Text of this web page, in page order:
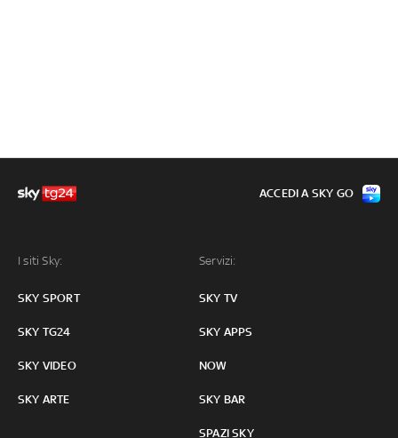
I siti Sky:
SKY SPORT
SKY TG24
SKY VIDEO
SKY ARTE
Servizi:
SKY TV
SKY APPS
NOW
SKY BAR
SPAZI SKY
ACCEDI A SKY GO